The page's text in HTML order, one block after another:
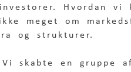
Hvordan vi
meget om
og strukturer.
skabte en gruppe